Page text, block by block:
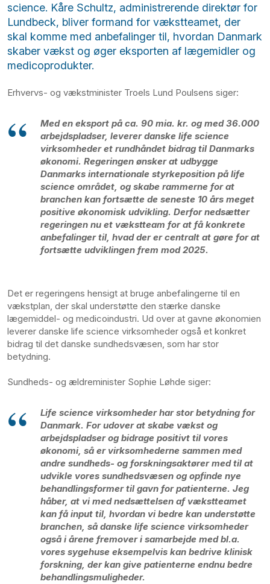
science. Kåre Schultz, administrerende direktør for
Lundbeck, bliver formand for vækstteamet, der
skal komme med anbefalinger til, hvordan Danmark
skaber vækst og øger eksporten af lægemidler og
medicoprodukter.
Erhvervs- og vækstminister Troels Lund Poulsens siger:
Med en eksport på ca. 90 mia. kr. og med 36.000
arbejdspladser, leverer danske life science
virksomheder et rundhåndet bidrag til Danmarks
økonomi. Regeringen ønsker at udbygge
Danmarks internationale styrkeposition på life
science området, og skabe rammerne for at
branchen kan fortsætte de seneste 10 års meget
positive økonomisk udvikling. Derfor nedsætter
regeringen nu et vækstteam for at få konkrete
anbefalinger til, hvad der er centralt at gøre for at
fortsætte udviklingen frem mod 2025.
Det er regeringens hensigt at bruge anbefalingerne til en
vækstplan, der skal understøtte den stærke danske
lægemiddel- og medicoindustri. Ud over at gavne økonomien
leverer danske life science virksomheder også et konkret
bidrag til det danske sundhedsvæsen, som har stor
betydning.
Sundheds- og ældreminister Sophie Løhde siger:
Life science virksomheder har stor betydning for
Danmark. For udover at skabe vækst og
arbejdspladser og bidrage positivt til vores
økonomi, så er virksomhederne sammen med
andre sundheds- og forskningsaktører med til at
udvikle vores sundhedsvæsen og opfinde nye
behandlingsformer til gavn for patienterne. Jeg
håber, at vi med nedsættelsen af vækstteamet
kan få input til, hvordan vi bedre kan understøtte
branchen, så danske life science virksomheder
også i årene fremover i samarbejde med bl.a.
vores sygehuse eksempelvis kan bedrive klinisk
forskning, der kan give patienterne endnu bedre
behandlingsmuligheder.